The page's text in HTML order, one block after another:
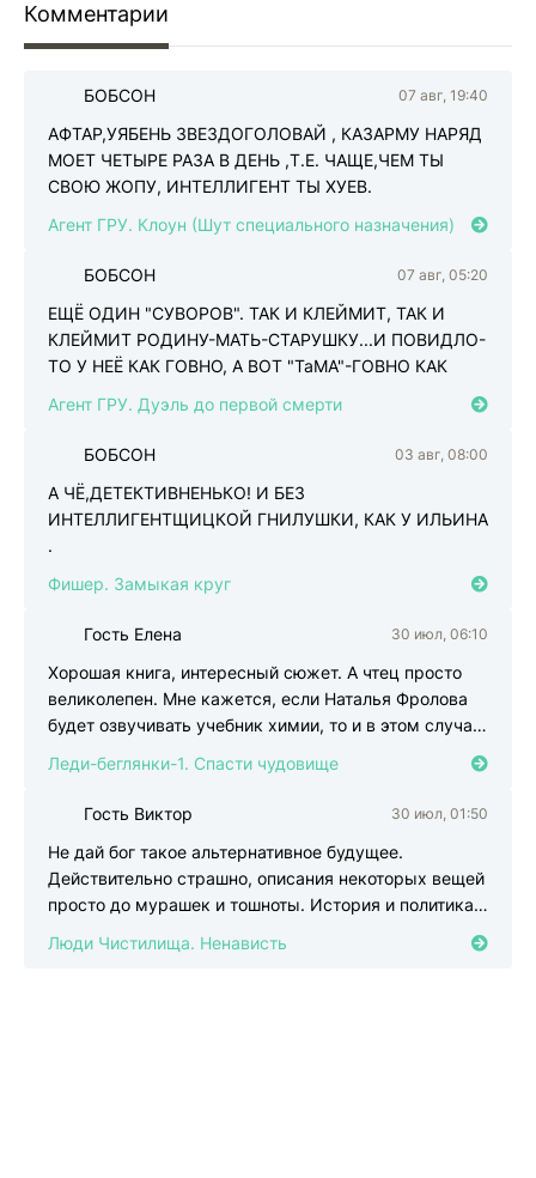
Комментарии
БОБСОН 07 авг, 19:40
АФТАР,УЯБЕНЬ ЗВЕЗДОГОЛОВАЙ , КАЗАРМУ НАРЯД
МОЕТ ЧЕТЫРЕ РАЗА В ДЕНЬ ,Т.Е. ЧАЩЕ,ЧЕМ ТЫ
СВОЮ ЖОПУ, ИНТЕЛЛИГЕНТ ТЫ ХУЕВ.
Агент ГРУ. Клоун (Шут специального назначения)
БОБСОН 07 авг, 05:20
ЕЩЁ ОДИН "СУВОРОВ". ТАК И КЛЕЙМИТ, ТАК И
КЛЕЙМИТ РОДИНУ-МАТЬ-СТАРУШКУ...И ПОВИДЛО-
ТО У НЕЁ КАК ГОВНО, А ВОТ "ТаМА"-ГОВНО КАК
Агент ГРУ. Дуэль до первой смерти
БОБСОН 03 авг, 08:00
А ЧЁ,ДЕТЕКТИВНЕНЬКО! И БЕЗ
ИНТЕЛЛИГЕНТЩИЦКОЙ ГНИЛУШКИ, КАК У ИЛЬИНА
.
Фишер. Замыкая круг
Гость Елена 30 июл, 06:10
Хорошая книга, интересный сюжет. А чтец просто
великолепен. Мне кажется, если Наталья Фролова
будет озвучивать учебник химии, то и в этом случае,
Леди-беглянки-1. Спасти чудовище
Гость Виктор 30 июл, 01:50
Не дай бог такое альтернативное будущее.
Действительно страшно, описания некоторых вещей
просто до мурашек и тошноты. История и политика
Люди Чистилища. Ненависть